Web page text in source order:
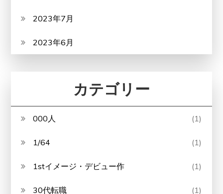
2023年7月
2023年6月
カテゴリー
000人 (1)
1/64 (1)
1stイメージ・デビュー作 (1)
30代転職 (1)